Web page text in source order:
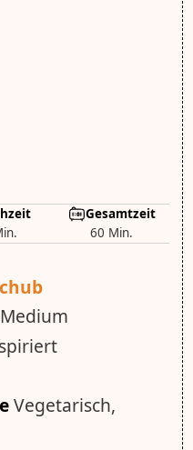
Gesamtzeit
60 Min.
Medium
Vegetarisch,